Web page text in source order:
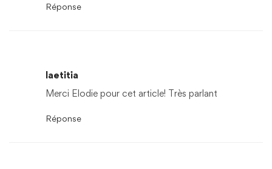
Réponse
laetitia
Merci Elodie pour cet article! Très parlant
Réponse